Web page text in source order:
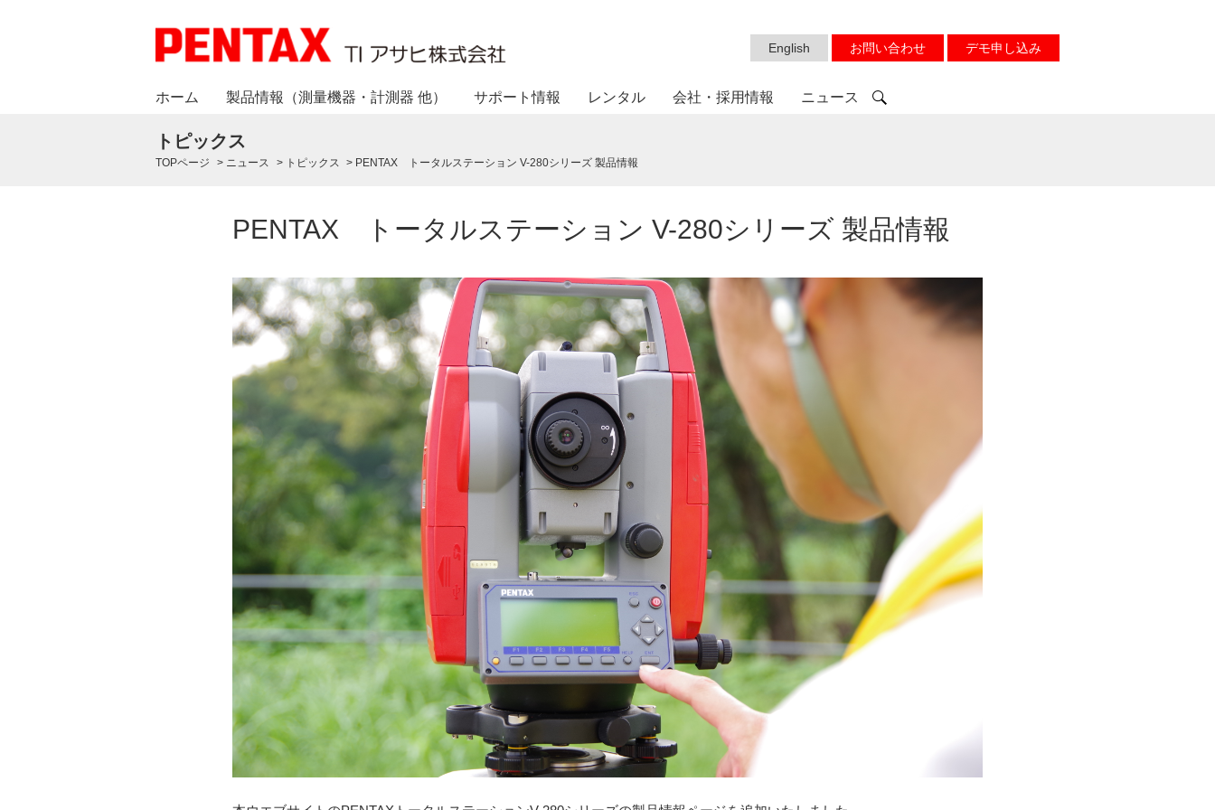
English お問い合わせ デモ申し込み
ホーム 製品情報（測量機器・計測器 他） サポート情報 レンタル 会社・採用情報 ニュース
トピックス
TOPページ > ニュース > トピックス > PENTAX トータルステーション V-280シリーズ 製品情報
PENTAX トータルステーション V-280シリーズ 製品情報